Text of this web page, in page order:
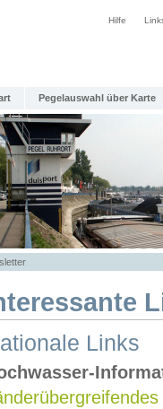
Hilfe
Pegelauswahl über Karte
Links